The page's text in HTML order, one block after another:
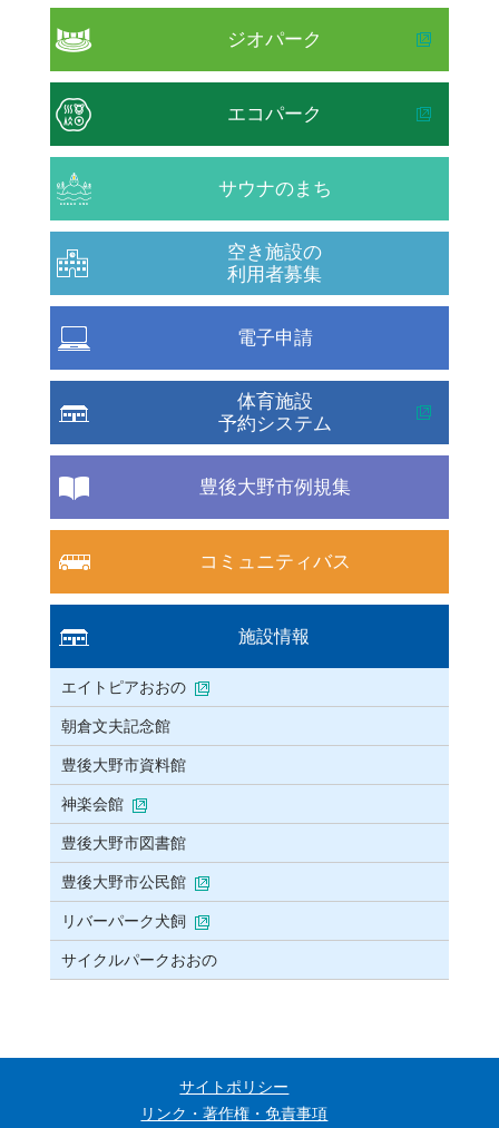
ジオパーク
エコパーク
サウナのまち
空き施設の
利用者募集
電子申請
体育施設
予約システム
豊後大野市例規集
コミュニティバス
施設情報
エイトピアおおの
朝倉文夫記念館
豊後大野市資料館
神楽会館
豊後大野市図書館
豊後大野市公民館
リバーパーク犬飼
サイクルパークおおの
サイトポリシー
リンク・著作権・免責事項